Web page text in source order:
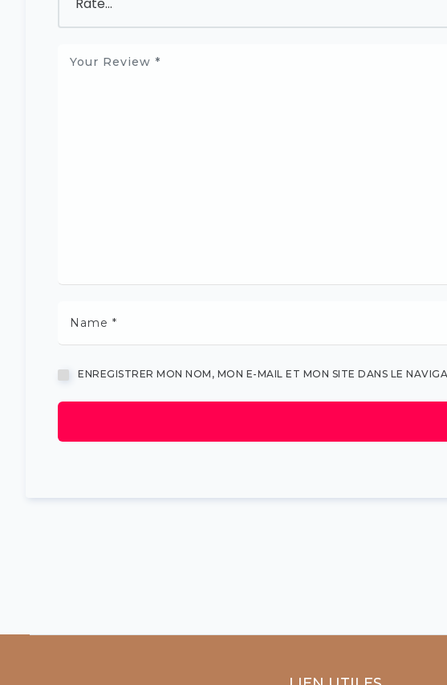
ENREGISTRER MON NOM, MON E-MAIL ET MON SITE DANS LE